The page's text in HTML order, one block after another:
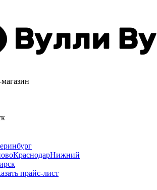
КраснодарНижний
прайс-лист